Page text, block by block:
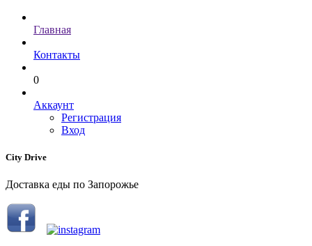
Главная
Контакты
0
Аккаунт
Регистрация
Вход
City Drive
Доставка еды по Запорожье